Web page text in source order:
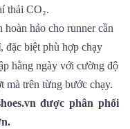
thải CO₂.
hoàn hảo cho runner cần
, đặc biệt phù hợp chạy
hằng ngày với cường độ
mà trên từng bước chạy.
được phân phối